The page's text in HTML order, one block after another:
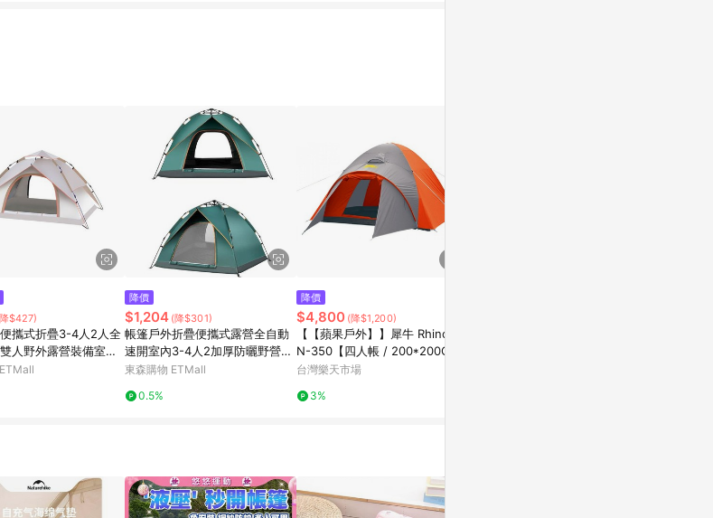
、退款或購物中登出東森購物ETMall，將無法獲得點數回饋。 5. 點數回
高回饋點數」機制(特殊活動時開放「回饋無上限」)，以同一訂單中同一
顏色、價位、贈品與東森購物ETMall銷售網頁不符，以銷售網頁標示為
天以內至LINE購物客服洽詢；若超過180天(含)以上進行申訴，恕無法
使用，或不適用於無回饋商品。各點數紅包之適用商品與使用條件請依點數
$427)
攜式折疊3-4人2人全
人野外露營裝備室內
降價
$1,204 (降$301)
帳篷戶外折疊便攜式露營全自動
速開室內3-4人2加厚防曬野營外
裝備
東森購物 ETMall
0.5%
降價
$4,800 (降$1,200)
【【蘋果戶外】】犀牛 Rhino A
N-350【四人帳 / 200*200C
M】四季用豪華四人帳篷帳棚帳
台灣樂天市場
3%